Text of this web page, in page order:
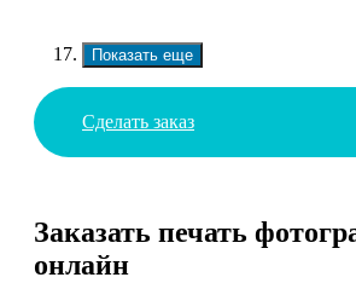
Показать еще
Сделать заказ
Заказать печать
онлайн